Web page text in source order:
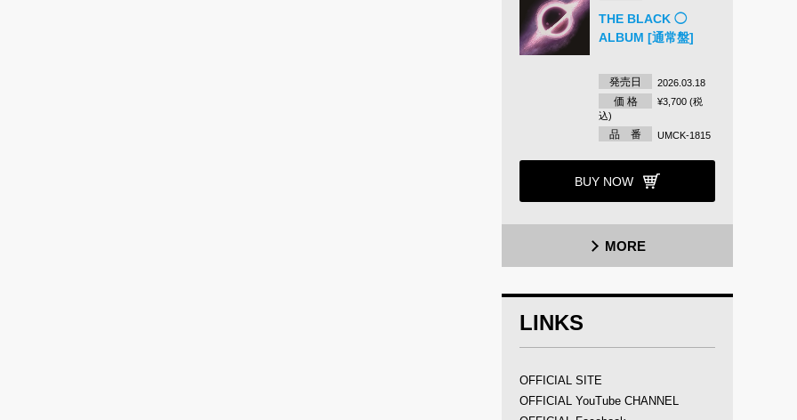
THE BLACK ◯
ALBUM [通常盤]
発売日 2026.03.18
価 格
¥3,700 (税
込)
品 番 UMCK-1815
BUY NOW
MORE
LINKS
OFFICIAL SITE
OFFICIAL YouTube CHANNEL